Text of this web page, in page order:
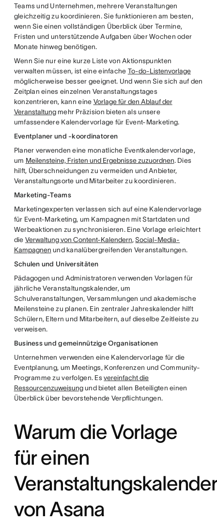
Teams und Unternehmen, mehrere Veranstaltungen
gleichzeitig zu koordinieren. Sie funktionieren am besten,
wenn Sie einen vollständigen Überblick über Termine,
Fristen und unterstützende Aufgaben über Wochen oder
Monate hinweg benötigen.
Wenn Sie nur eine kurze Liste von Aktionspunkten
verwalten müssen, ist eine einfache To-do-Listenvorlage
möglicherweise besser geeignet. Und wenn Sie sich auf den
Zeitplan eines einzelnen Veranstaltungstages
konzentrieren, kann eine Vorlage für den Ablauf der
Veranstaltungmehr Präzision bieten als unsere
umfassendere Kalendervorlage für Event-Marketing.
Eventplaner und -koordinatoren
Planer verwenden eine monatliche Eventkalendervorlage,
um Meilensteine, Fristen und Ergebnisse zuzuordnen. Dies
hilft, Überschneidungen zu vermeiden und Anbieter,
Veranstaltungsorte und Mitarbeiter zu koordinieren.
Marketing-Teams
Marketingexperten verlassen sich auf eine Kalendervorlage
für Event-Marketing, um Kampagnen mit Startdaten und
Werbeaktionen zu synchronisieren. Eine Vorlage erleichtert
die Verwaltung von Content-Kalendern,Social-Media-
Kampagnen und kanalübergreifenden Veranstaltungen.
Schulen und Universitäten
Pädagogen und Administratoren verwenden Vorlagen für
jährliche Veranstaltungskalender, um
Schulveranstaltungen, Versammlungen und akademische
Meilensteine zu planen. Ein zentraler Jahreskalender hilft
Schülern, Eltern und Mitarbeitern, auf dieselbe Zeitleiste zu
verweisen.
Business und gemeinnützige Organisationen
Unternehmen verwenden eine Kalendervorlage für die
Eventplanung, um Meetings, Konferenzen und Community-
Programme zu verfolgen. Esvereinfacht die
Ressourcenzuweisungund bietet allen Beteiligten einen
Überblick über bevorstehende Verpflichtungen.
Warum die Vorlage
für einen
von Asana